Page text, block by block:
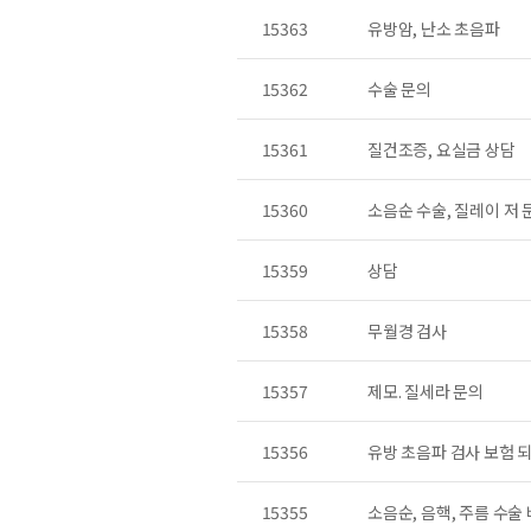
15363 유방암, 난소 초음파
15362 수술 문의
15361 질건조증, 요실금 상담
15360 소음순 수술, 질레이 저
15359 상담
15358 무월경 검사
15357 제모. 질세라 문의
15356 유방 초음파 검사 보험
15355 소음순, 음핵, 주름 수술